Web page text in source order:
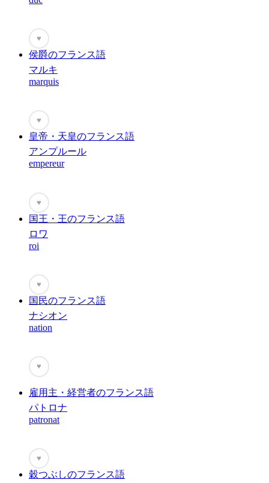
♥
侯爵のフランス語
マルキ
marquis
♥
皇帝・天皇のフランス語
アンプルール
empereur
♥
国王・王のフランス語
ロワ
roi
♥
国民のフランス語
ナシオン
nation
♥
雇用主・経営者のフランス語
パトロナ
patronat
♥
穀つぶしのフランス語